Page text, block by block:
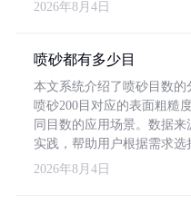
2026年8月4日
喷砂都有多少目
本文系统介绍了喷砂目数
喷砂200目对应的表面粗糙
同目数的应用场景。数据来
实践，帮助用户根据需求选
2026年8月4日